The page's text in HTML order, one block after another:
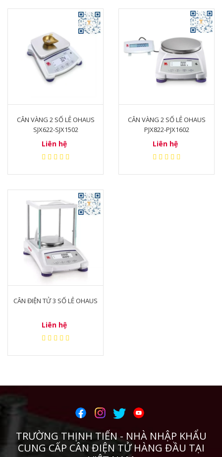
CÂN VÀNG 2 SỐ LẺ OHAUS
SJX622-SJX1502
Liên hệ
CÂN VÀNG 2 SỐ LẺ OHAUS
PJX822-PJX1602
Liên hệ
CÂN ĐIỆN TỬ 3 SỐ LẺ OHAUS
Liên hệ
TRƯỜNG THỊNH TIẾN - NHÀ NHẬP KHẨU
CUNG CẤP CÂN ĐIỆN TỬ HÀNG ĐẦU TẠI